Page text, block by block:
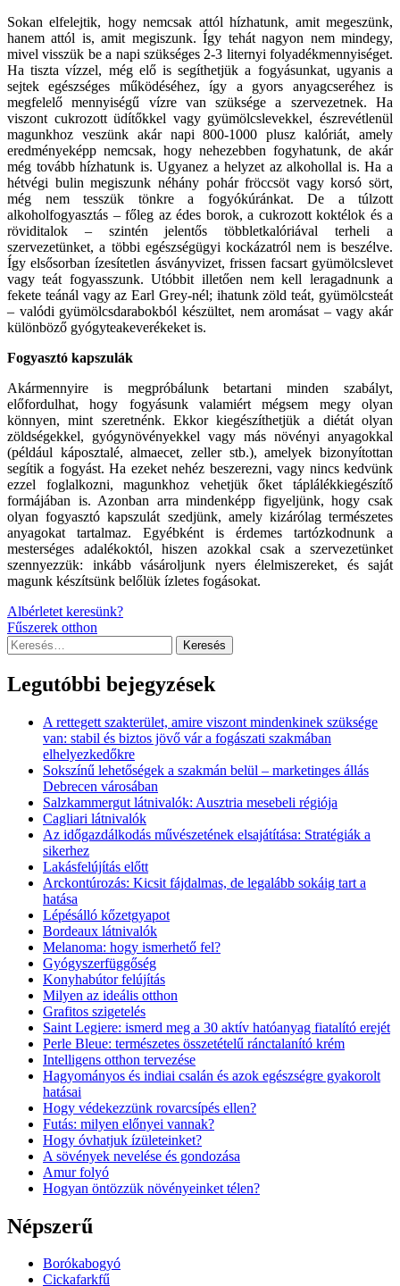
Sokan elfelejtik, hogy nemcsak attól hízhatunk, amit megeszünk,
hanem attól is, amit megiszunk. Így tehát nagyon nem mindegy,
mivel visszük be a napi szükséges 2-3 liternyi folyadékmennyiséget.
Ha tiszta vízzel, még elő is segíthetjük a fogyásunkat, ugyanis a
sejtek egészséges működéséhez, így a gyors anyagcseréhez is
megfelelő mennyiségű vízre van szüksége a szervezetnek. Ha
viszont cukrozott üdítőkkel vagy gyümölcslevekkel, észrevétlenül
magunkhoz veszünk akár napi 800-1000 plusz kalóriát, amely
eredményeképp nemcsak, hogy nehezebben fogyhatunk, de akár
még tovább hízhatunk is. Ugyanez a helyzet az alkohollal is. Ha a
hétvégi bulin megiszunk néhány pohár fröccsöt vagy korsó sört,
még nem tesszük tönkre a fogyókúránkat. De a túlzott
alkoholfogyasztás – főleg az édes borok, a cukrozott koktélok és a
röviditalok – szintén jelentős többletkalóriával terheli a
szervezetünket, a többi egészségügyi kockázatról nem is beszélve.
Így elsősorban ízesítetlen ásványvizet, frissen facsart gyümölcslevet
vagy teát fogyasszunk. Utóbbit illetően nem kell leragadnunk a
fekete teánál vagy az Earl Grey-nél; ihatunk zöld teát, gyümölcsteát
– valódi gyümölcsdarabokból készültet, nem aromásat – vagy akár
különböző gyógyteakeverékeket is.
Fogyasztó kapszulák
Akármennyire is megpróbálunk betartani minden szabályt,
előfordulhat, hogy fogyásunk valamiért mégsem megy olyan
könnyen, mint szeretnénk. Ekkor kiegészíthetjük a diétát olyan
zöldségekkel, gyógynövényekkel vagy más növényi anyagokkal
(például káposztalé, almaecet, zeller stb.), amelyek bizonyítottan
segítik a fogyást. Ha ezeket nehéz beszerezni, vagy nincs kedvünk
ezzel foglalkozni, magunkhoz vehetjük őket táplálékkiegészítő
formájában is. Azonban arra mindenképp figyeljünk, hogy csak
olyan fogyasztó kapszulát szedjünk, amely kizárólag természetes
anyagokat tartalmaz. Egyébként is érdemes tartózkodnunk a
mesterséges adalékoktól, hiszen azokkal csak a szervezetünket
szennyezzük: inkább vásároljunk nyers élelmiszereket, és saját
magunk készítsünk belőlük ízletes fogásokat.
Bejegyzés
navigáció
Albérletet keresünk?
Fűszerek otthon
Keresés:
Legutóbbi bejegyzések
A rettegett szakterület, amire viszont mindenkinek szüksége
van: stabil és biztos jövő vár a fogászati szakmában
elhelyezkedőkre
Sokszínű lehetőségek a szakmán belül – marketinges állás
Debrecen városában
Salzkammergut látnivalók: Ausztria mesebeli régiója
Cagliari látnivalók
Az időgazdálkodás művészetének elsajátítása: Stratégiák a
sikerhez
Lakásfelújítás előtt
Arckontúrozás: Kicsit fájdalmas, de legalább sokáig tart a
hatása
Lépésálló kőzetgyapot
Bordeaux látnivalók
Melanoma: hogy ismerhető fel?
Gyógyszerfüggőség
Konyhabútor felújítás
Milyen az ideális otthon
Grafitos szigetelés
Saint Legiere: ismerd meg a 30 aktív hatóanyag fiatalító erejét
Perle Bleue: természetes összetételű ránctalanító krém
Intelligens otthon tervezése
Hagyományos és indiai csalán és azok egészségre gyakorolt
hatásai
Hogy védekezzünk rovarcsípés ellen?
Futás: milyen előnyei vannak?
Hogy óvhatjuk ízületeinket?
A sövények nevelése és gondozása
Amur folyó
Hogyan öntözzük növényeinket télen?
Népszerű
Borókabogyó
Cickafarkfű